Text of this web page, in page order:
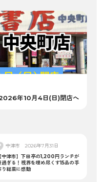
年10月4日(日)閉店へ
中津市
2026年7月31日
【中津市】下田亭の1,200円ランチが
過ぎる！視界を埋め尽くす15品の手
り総菜に感動